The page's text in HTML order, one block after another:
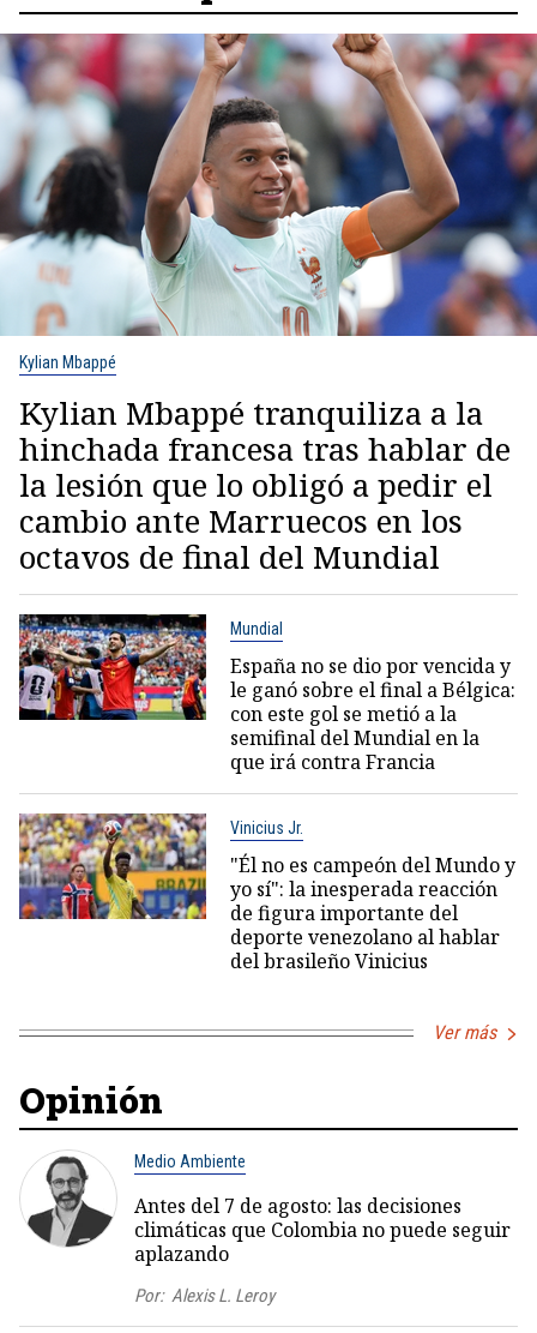
Kylian Mbappé
Kylian Mbappé tranquiliza a la
hinchada francesa tras hablar de
la lesión que lo obligó a pedir el
cambio ante Marruecos en los
octavos de final del Mundial
Mundial
España no se dio por vencida y
le ganó sobre el final a Bélgica:
con este gol se metió a la
semifinal del Mundial en la
que irá contra Francia
Vinicius Jr.
"Él no es campeón del Mundo y
yo sí": la inesperada reacción
de figura importante del
deporte venezolano al hablar
del brasileño Vinicius
Ver más
Opinión
Medio Ambiente
Antes del 7 de agosto: las decisiones
climáticas que Colombia no puede seguir
aplazando
Por: Alexis L. Leroy